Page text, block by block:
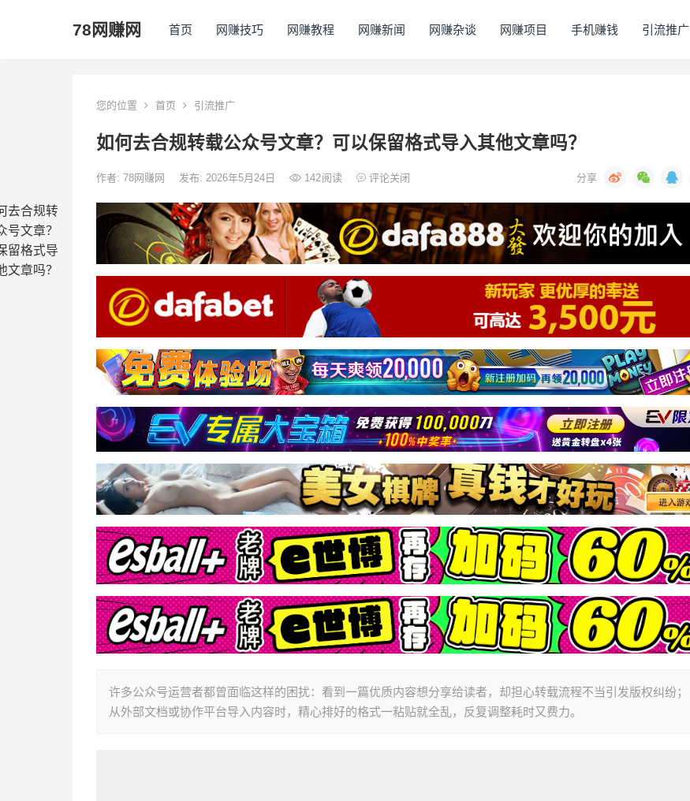
78网赚网 首页 网赚技巧 网赚教程 网赚新闻 网赚杂谈 网赚项目 手机赚钱 引流推广
您的位置 首页 引流推广
如何去合规转载公众号文章？可以保留格式导入其他文章吗？
作者: 78网赚网 发布: 2026年5月24日 142阅读 评论关闭
许多公众号运营者都曾面临这样的困扰：看到一篇优质内容想分享给读者，却担心转载流程不当引发版权纠纷；
从外部文档或协作平台导入内容时，精心排好的格式一粘贴就全乱，反复调整耗时又费力。